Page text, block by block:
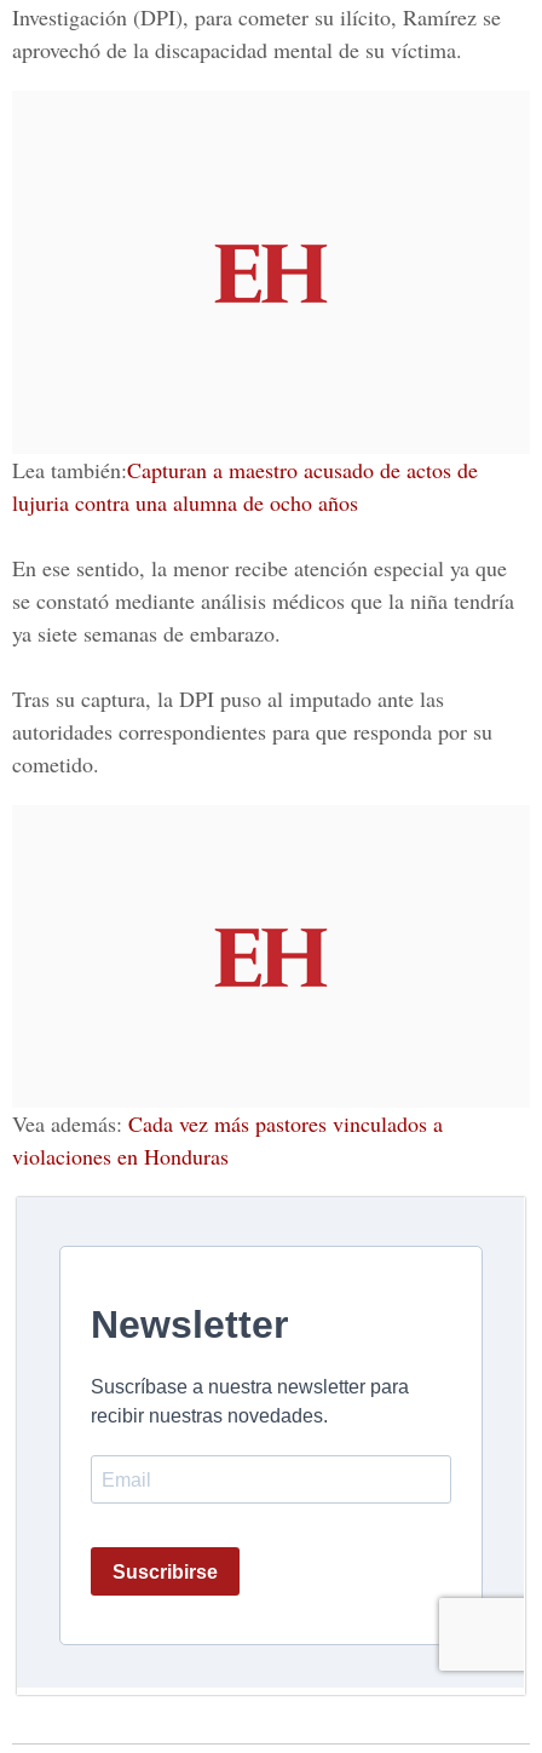
Investigación (DPI), para cometer su ilícito, Ramírez se
aprovechó de la discapacidad mental de su víctima.
Lea también:Capturan a maestro acusado de actos de
lujuria contra una alumna de ocho años
En ese sentido, la menor recibe atención especial ya que
se constató mediante análisis médicos que la niña tendría
ya siete semanas de embarazo.
Tras su captura, la DPI puso al imputado ante las
autoridades correspondientes para que responda por su
cometido.
Vea además: Cada vez más pastores vinculados a
violaciones en Honduras